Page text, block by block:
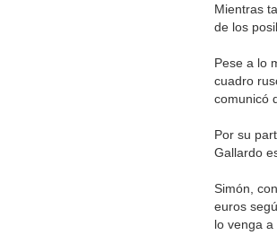
Mientras
de los
Pese a lo
cuadro
comunicó
Por su
Gallardo
Simón,
euros
lo venga